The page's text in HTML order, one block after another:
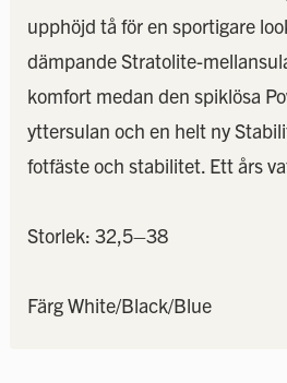
upphöjd tå för en sportigare
dämpande Stratolite-
komfort medan den spiklösa
yttersulan och en helt ny
fotfäste och stabilitet. Ett års
Storlek: 32,5–38
Färg White/Black/Blue